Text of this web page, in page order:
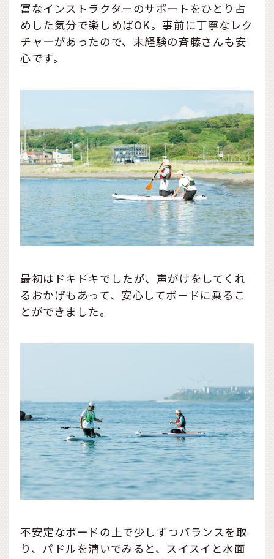
富なインストラクターのサポートをひとり占
めした気分で楽しめばOK。事前に丁寧なレク
チャーがあったので、未経験の斉藤さんも安
心です。
最初はドキドキでしたが、声がけをしてくれ
るおかげもあって、安心してボードに乗るこ
とができました。
不安定なボードの上で少しずつバランスを取
り、パドルを漕いでみると、スイスイと水面